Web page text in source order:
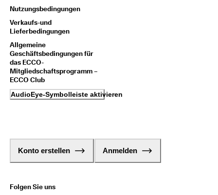
Nutzungsbedingungen
Verkaufs-und
Lieferbedingungen
Allgemeine
Geschäftsbedingungen für
das ECCO-
Mitgliedschaftsprogramm –
ECCO Club
AudioEye-Symbolleiste aktivieren
Konto erstellen Anmelden
Folgen Sie uns